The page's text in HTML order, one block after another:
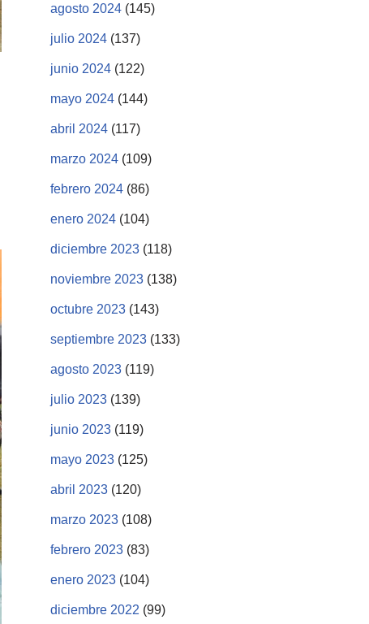
agosto 2024 (145)
julio 2024 (137)
junio 2024 (122)
mayo 2024 (144)
abril 2024 (117)
marzo 2024 (109)
febrero 2024 (86)
enero 2024 (104)
diciembre 2023 (118)
noviembre 2023 (138)
octubre 2023 (143)
septiembre 2023 (133)
agosto 2023 (119)
julio 2023 (139)
junio 2023 (119)
mayo 2023 (125)
abril 2023 (120)
marzo 2023 (108)
febrero 2023 (83)
enero 2023 (104)
diciembre 2022 (99)